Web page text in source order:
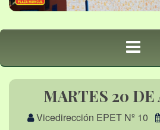
MARTES 20 DE
Vicedirección EPET Nº 10